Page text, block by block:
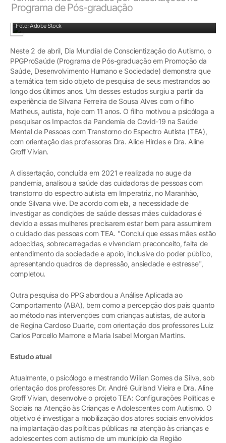
Programa de Pós-graduação
Foto: Adobe Stock
Neste 2 de abril, Dia Mundial de Conscientização do Autismo, o
PPGProSaúde (Programa de Pós-graduação em Promoção da
Saúde, Desenvolvimento Humano e Sociedade) demonstra que
a temática tem sido objeto de pesquisa de seus mestrandos ao
longo dos últimos anos. Um desses estudos surgiu a partir da
experiência de Silvana Ferreira de Sousa Alves com o filho
Matheus, autista, hoje com 11 anos. O filho motivou a psicóloga a
pesquisar os Impactos da Pandemia de Covid-19 na Saúde
Mental de Pessoas com Transtorno do Espectro Autista (TEA),
com orientação das professoras Dra. Alice Hirdes e Dra. Aline
Groff Vivian.
A dissertação, concluída em 2021 e realizada no auge da
pandemia, analisou a saúde das cuidadoras de pessoas com
transtorno do espectro autista em Imperatriz, no Maranhão,
onde Silvana vive. De acordo com ela, a necessidade de
investigar as condições de saúde dessas mães cuidadoras é
devido a essas mulheres precisarem estar bem para assumirem
o cuidado das pessoas com TEA. "Concluí que essas mães estão
adoecidas, sobrecarregadas e vivenciam preconceito, falta de
entendimento da sociedade e apoio, inclusive do poder público,
apresentando quadros de depressão, ansiedade e estresse",
completou.
Outra pesquisa do PPG abordou a Análise Aplicada ao
Comportamento (ABA), bem como a percepção dos pais quanto
ao método nas intervenções com crianças autistas, de autoria
de Regina Cardoso Duarte, com orientação dos professores Luiz
Carlos Porcello Marrone e Maria Isabel Morgan Martins.
Estudo atual
Atualmente, o psicólogo e mestrando Wilian Gomes da Silva, sob
orientação dos professores Dr. André Guirland Vieira e Dra. Aline
Groff Vivian, desenvolve o projeto TEA: Configurações Políticas e
Sociais na Atenção às Crianças e Adolescentes com Autismo. O
objetivo é investigar a mobilização dos atores sociais envolvidos
na implantação das políticas públicas na atenção às crianças e
adolescentes com autismo de um município da Região